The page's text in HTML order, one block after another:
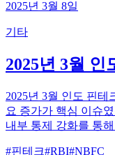
2025년 3월 8일
기타
2025년 3월 인
2025년 3월 인도 핀
요 증가가 핵심 이슈
내부 통제 강화를 통
#핀테크#RBI#NBFC